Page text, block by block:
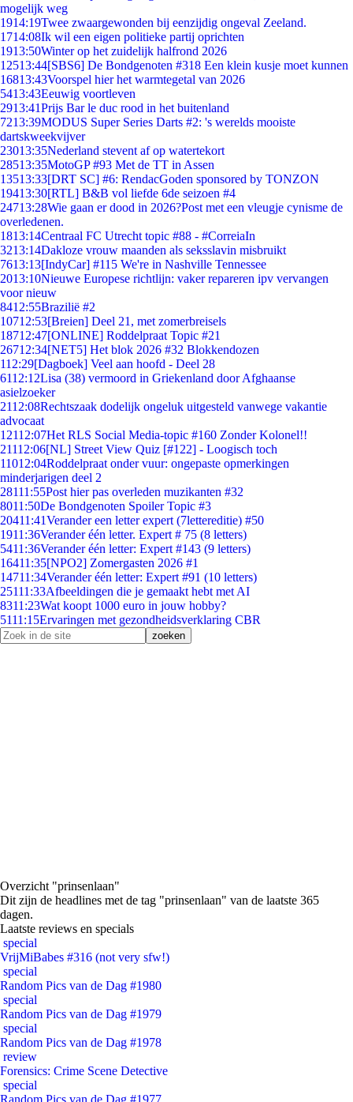
mogelijk weg
1914:19Twee zwaargewonden bij eenzijdig ongeval Zeeland.
1714:08Ik wil een eigen politieke partij oprichten
1913:50Winter op het zuidelijk halfrond 2026
12513:44[SBS6] De Bondgenoten #318 Een klein kusje moet kunnen
16813:43Voorspel hier het warmtegetal van 2026
5413:43Eeuwig voortleven
2913:41Prijs Bar le duc rood in het buitenland
7213:39MODUS Super Series Darts #2: 's werelds mooiste
dartskweekvijver
23013:35Nederland stevent af op watertekort
28513:35MotoGP #93 Met de TT in Assen
13513:33[DRT SC] #6: RendacGoden sponsored by TONZON
19413:30[RTL] B&B vol liefde 6de seizoen #4
24713:28Wie gaan er dood in 2026?Post met een vleugje cynisme de
overledenen.
1813:14Centraal FC Utrecht topic #88 - #CorreiaIn
3213:14Dakloze vrouw maanden als seksslavin misbruikt
7613:13[IndyCar] #115 We're in Nashville Tennessee
2013:10Nieuwe Europese richtlijn: vaker repareren ipv vervangen
voor nieuw
8412:55Brazilië #2
10712:53[Breien] Deel 21, met zomerbreisels
18712:47[ONLINE] Roddelpraat Topic #21
26712:34[NET5] Het blok 2026 #32 Blokkendozen
112:29[Dagboek] Veel aan hoofd - Deel 28
6112:12Lisa (38) vermoord in Griekenland door Afghaanse
asielzoeker
2112:08Rechtszaak dodelijk ongeluk uitgesteld vanwege vakantie
advocaat
12112:07Het RLS Social Media-topic #160 Zonder Kolonel!!
21112:06[NL] Street View Quiz [#122] - Loogisch toch
11012:04Roddelpraat onder vuur: ongepaste opmerkingen
minderjarigen deel 2
28111:55Post hier pas overleden muzikanten #32
8011:50De Bondgenoten Spoiler Topic #3
20411:41Verander een letter expert (7lettereditie) #50
1911:36Verander één letter. Expert # 75 (8 letters)
5411:36Verander één letter: Expert #143 (9 letters)
16411:35[NPO2] Zomergasten 2026 #1
14711:34Verander één letter: Expert #91 (10 letters)
25111:33Afbeeldingen die je gemaakt hebt met AI
8311:23Wat koopt 1000 euro in jouw hobby?
5111:15Ervaringen met gezondheidsverklaring CBR
Overzicht "prinsenlaan"
Dit zijn de headlines met de tag "prinsenlaan" van de laatste 365
dagen.
Laatste reviews en specials
special
VrijMiBabes #316 (not very sfw!)
special
Random Pics van de Dag #1980
special
Random Pics van de Dag #1979
special
Random Pics van de Dag #1978
review
Forensics: Crime Scene Detective
special
Random Pics van de Dag #1977